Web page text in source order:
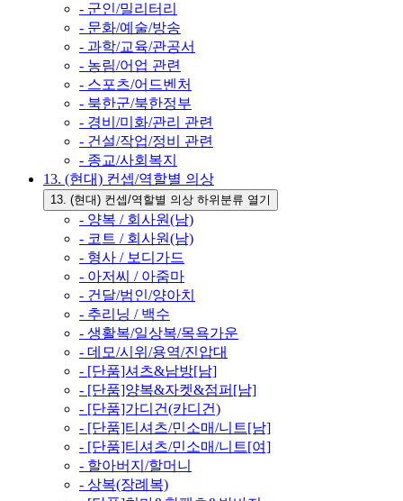
- 군인/밀리터리
- 문화/예술/방송
- 과학/교육/관공서
- 농림/어업 관련
- 스포츠/어드벤처
- 북한군/북한정부
- 경비/미화/관리 관련
- 건설/작업/정비 관련
- 종교/사회복지
13. (현대) 컨셉/역할별 의상
13. (현대) 컨셉/역할별 의상 하위분류 열기
- 양복 / 회사원(남)
- 코트 / 회사원(남)
- 형사 / 보디가드
- 아저씨 / 아줌마
- 건달/범인/양아치
- 추리닝 / 백수
- 생활복/일상복/목욕가운
- 데모/시위/용역/진압대
- [단품]셔츠&남방[남]
- [단품]양복&자켓&점퍼[남]
- [단품]가디건(카디건)
- [단품]티셔츠/민소매/니트[남]
- [단품]티셔츠/민소매/니트[여]
- 할아버지/할머니
- 상복(장례복)